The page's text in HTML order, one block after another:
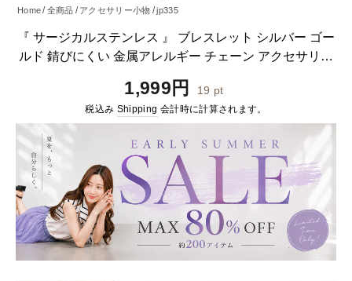
Home 全商品 アクセサリー小物 jp335
『 サージカルステンレス 』 ブレスレット シルバー ゴー
ルド 錆びにくい 金属アレルギー チェーン アクセサリー
クセ アレルギー バングル SUS316L SUS 316L ジュエリ
ー 金 銀 ギフト春 夏 HUG.U メール便
通
価
1,999円 19 pt
税込み Shipping 会計時に計算されます。